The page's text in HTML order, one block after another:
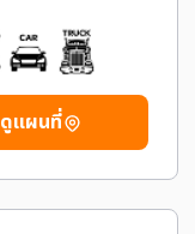
ดูแผนที่